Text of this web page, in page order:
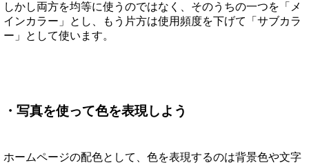
しかし両方を均等に使うのではなく、そのうちの一つを「メ
インカラー」とし、もう片方は使用頻度を下げて「サブカラ
ー」として使います。
・写真を使って色を表現しよう
ホームページの配色として、色を表現するのは背景色や文字